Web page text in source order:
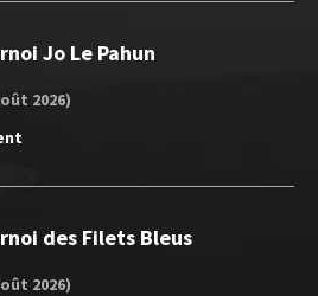
Jo Le Pahun
2026)
des Filets Bleus
2026)